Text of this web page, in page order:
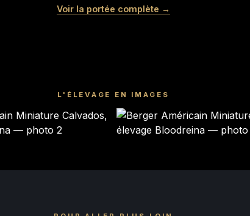
Mâle · noir tricoloreVoir la portée complète →
L'ÉLEVAGE EN IMAGES